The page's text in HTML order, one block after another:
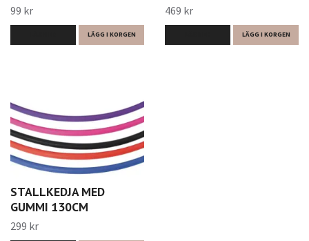
99 kr
LÄGG I KORGEN
469 kr
LÄGG I KORGEN
STALLKEDJA MED
GUMMI 130CM
299 kr